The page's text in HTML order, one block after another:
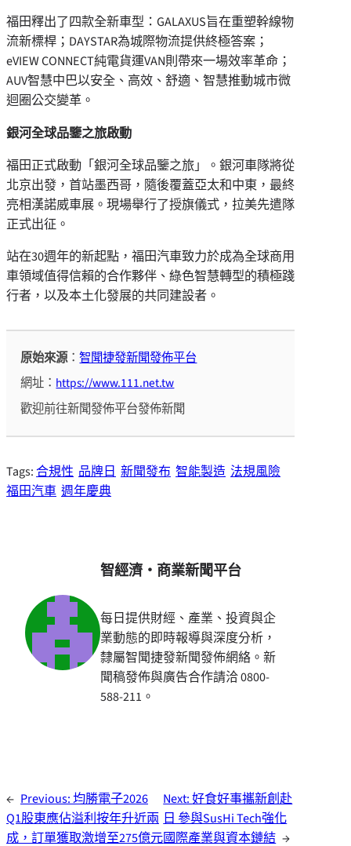
福田釋出了四款全新車型：GALAXUS旨在重塑幹線物
流新標桿；DAYSTAR為城際物流提供終極答案；
eVIEW CONNECT純電貨運VAN則帶來一場效率革命；
AUV智慧中巴以安全、高效、舒適、智慧推動城市微
迴圈公交變革。
銀河全球品鑒之旅啟動
福田正式啟動「銀河全球品鑒之旅」。銀河車隊將從
北京出發，首站墨西哥，隨後覆蓋亞太和中東，最終
亮相漢諾威車展。現場舉行了授旗儀式，拉美先遣隊
正式出征。
站在30週年的新起點，福田汽車致力於成為全球商用
車領域值得信賴的合作夥伴、綠色智慧轉型的積極踐
行者，以及本土化發展的共同建設者。
原始來源：智聞捷發新聞發佈平台
網址：https://www.111.net.tw
歡迎前往新聞發佈平台發佈新聞
Tags:合規性 品牌日 新聞發布 智能製造 法規風險
福田汽車 週年慶典
智經濟・商業新聞平台
每日提供財經、產業、投資與企
業動態的即時報導與深度分析，
隸屬智聞捷發新聞發佈網絡。新
聞稿發佈與廣告合作請洽 0800-
588-211。
← Previous:均勝電子2026
Q1股東應佔溢利按年升近兩
成，訂單獲取激增至275億元
Next:好食好事攜新創赴
日 參與SusHi Tech強化
國際產業與資本鏈結 →